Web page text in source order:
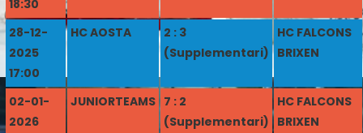
18:30
28-12-
2025
17:00
HC AOSTA
2 : 3
(Supplementari)
HC FALCONS
BRIXEN
02-01-
2026
JUNIORTEAMS 7 : 2
(Supplementari)
HC FALCONS
BRIXEN